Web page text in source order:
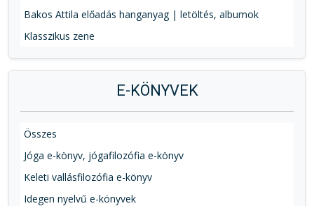
Bakos Attila előadás hanganyag | letöltés, albumok
Klasszikus zene
E-KÖNYVEK
Összes
Jóga e-könyv, jógafilozófia e-könyv
Keleti vallásfilozófia e-könyv
Idegen nyelvű e-könyvek